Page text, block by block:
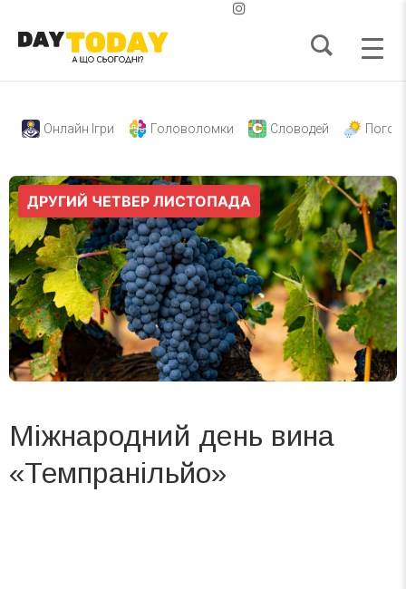
Онлайн Ігри Головоломки Словодей
Міжнародний день вина
«Темпранільйо»